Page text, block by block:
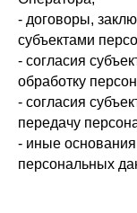
- договоры,
субъектами
- согласия
обработку
- согласия
передачу
- иные
персональных